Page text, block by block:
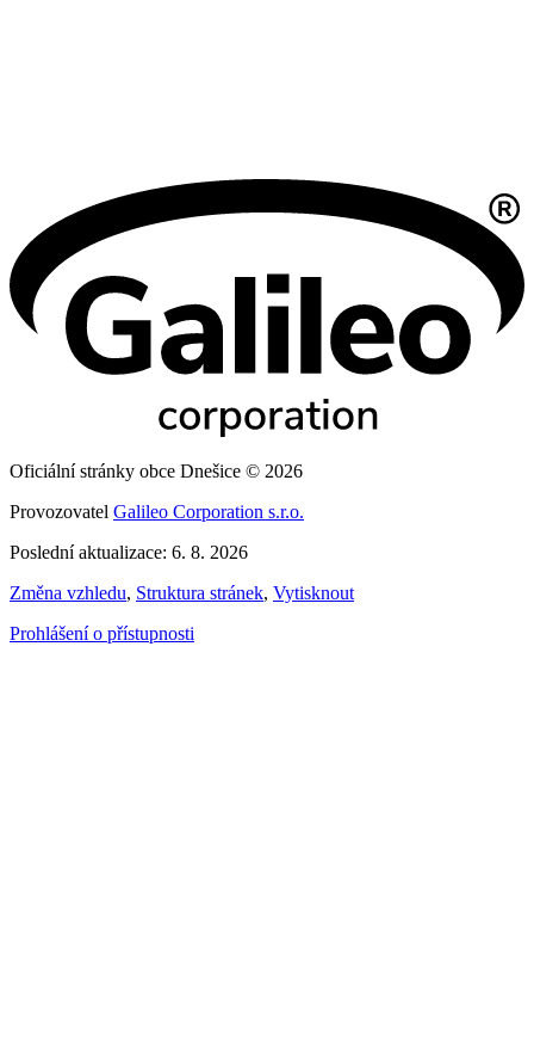
Oficiální stránky obce Dnešice © 2026
Provozovatel Galileo Corporation s.r.o.
Poslední aktualizace: 6. 8. 2026
Změna vzhledu, Struktura stránek, Vytisknout
Prohlášení o přístupnosti